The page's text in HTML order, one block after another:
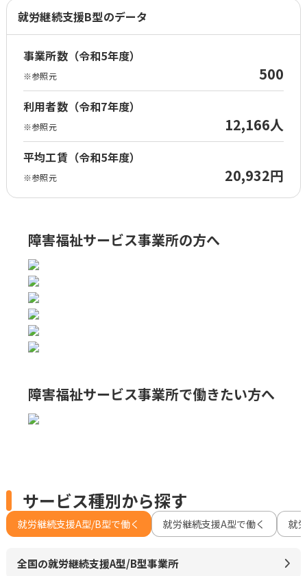
就労継続支援B型のデータ
事業所数（令和5年度）
※参照元 500
利用者数（令和7年度）
※参照元 12,166人
平均工賃（令和5年度）
※参照元 20,932円
障害福祉サービス事業所の方へ
障害福祉サービス事業所で働きたい方へ
サービス種別から探す
就労継続支援A型/B型で働く 就労継続支援A型で働く 就
全国の就労継続支援A型/B型事業所